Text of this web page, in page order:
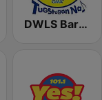
DWLS Barangay LS 97.1 FM